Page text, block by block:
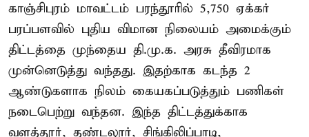
காஞ்சிபுரம் மாவட்டம் பரந்தூரில் 5,750 ஏக்கர்
பரப்பளவில் புதிய விமான நிலையம் அமைக்கும்
திட்டத்தை முந்தைய தி.மு.க. அரசு தீவிரமாக
முன்னெடுத்து வந்தது. இதற்காக கடந்த 2
ஆண்டுகளாக நிலம் கையகப்படுத்தும் பணிகள்
நடைபெற்று வந்தன. இந்த திட்டத்துக்காக
வளத்தூர், தண்டலூர், சிங்கிலிப்பாடி,